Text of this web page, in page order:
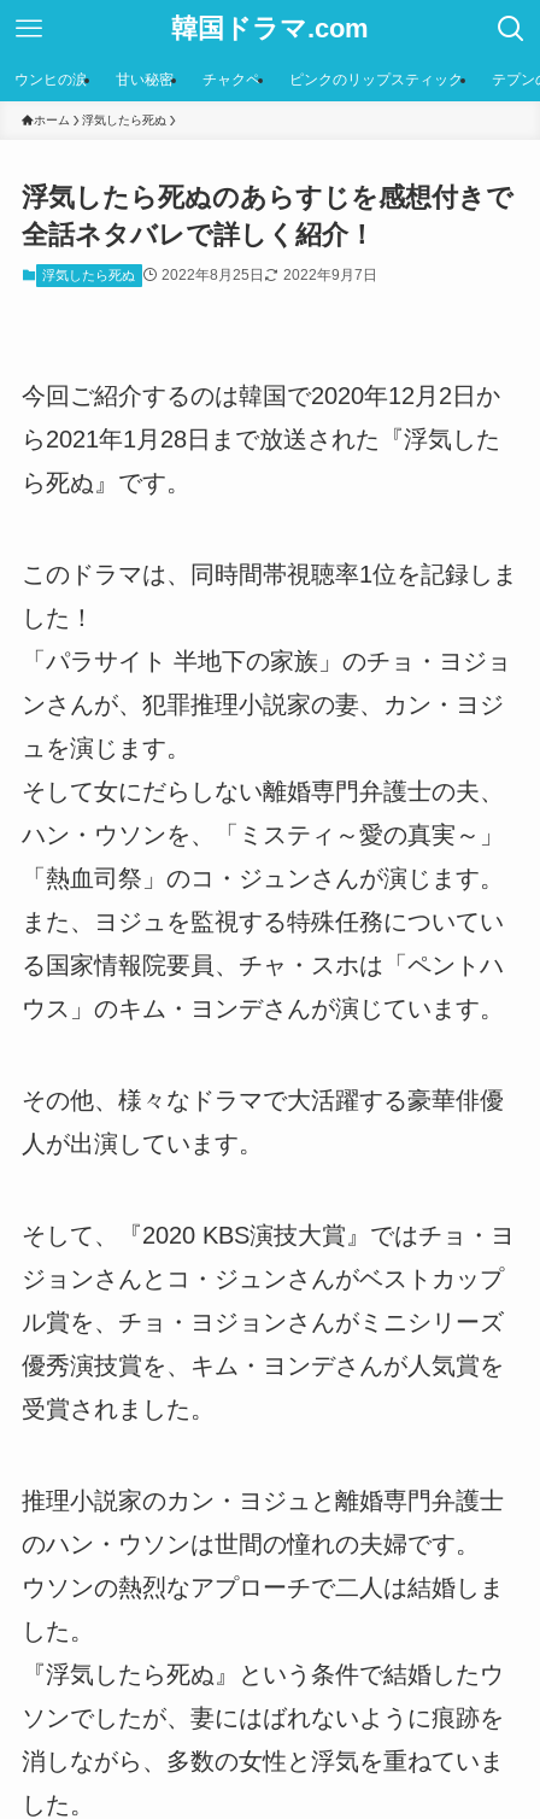
韓国ドラマ.com
ウンヒの涙 甘い秘密 チャクペ ピンクのリップスティック テプン
ホーム 浮気したら死ぬ
浮気したら死ぬのあらすじを感想付きで
全話ネタバレで詳しく紹介！
浮気したら死ぬ 2022年8月25日 2022年9月7日
今回ご紹介するのは韓国で2020年12月2日か
ら2021年1月28日まで放送された『浮気した
ら死ぬ』です。
このドラマは、同時間帯視聴率1位を記録しま
した！
「パラサイト 半地下の家族」のチョ・ヨジョ
ンさんが、犯罪推理小説家の妻、カン・ヨジ
ュを演じます。
そして女にだらしない離婚専門弁護士の夫、
ハン・ウソンを、「ミスティ～愛の真実～」
「熱血司祭」のコ・ジュンさんが演じます。
また、ヨジュを監視する特殊任務についてい
る国家情報院要員、チャ・スホは「ペントハ
ウス」のキム・ヨンデさんが演じています。
その他、様々なドラマで大活躍する豪華俳優
人が出演しています。
そして、『2020 KBS演技大賞』ではチョ・ヨ
ジョンさんとコ・ジュンさんがベストカップ
ル賞を、チョ・ヨジョンさんがミニシリーズ
優秀演技賞を、キム・ヨンデさんが人気賞を
受賞されました。
推理小説家のカン・ヨジュと離婚専門弁護士
のハン・ウソンは世間の憧れの夫婦です。
ウソンの熱烈なアプローチで二人は結婚しま
した。
『浮気したら死ぬ』という条件で結婚したウ
ソンでしたが、妻にはばれないように痕跡を
消しながら、多数の女性と浮気を重ねていま
した。